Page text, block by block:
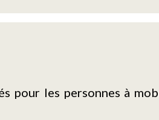
pour les personnes à